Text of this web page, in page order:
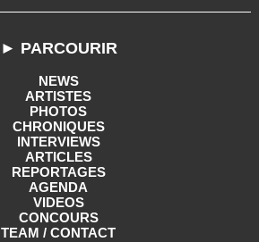
► PARCOURIR
NEWS
ARTISTES
PHOTOS
CHRONIQUES
INTERVIEWS
ARTICLES
REPORTAGES
AGENDA
VIDEOS
CONCOURS
TEAM / CONTACT